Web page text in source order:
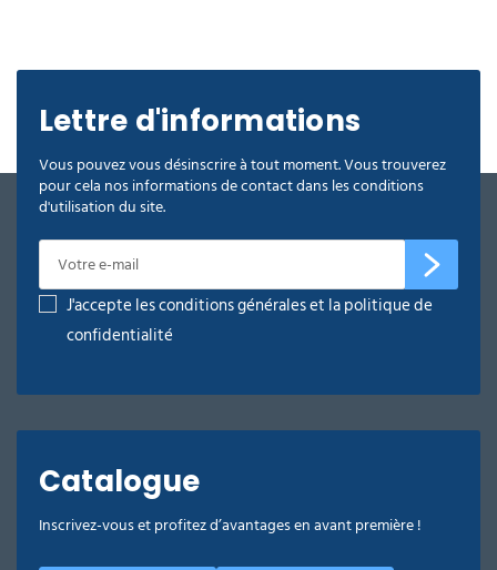
Lettre d'informations
Vous pouvez vous désinscrire à tout moment. Vous trouverez
pour cela nos informations de contact dans les conditions
d'utilisation du site.
J'accepte les conditions générales et la politique de
confidentialité
Catalogue
Inscrivez-vous et profitez d’avantages en avant première !